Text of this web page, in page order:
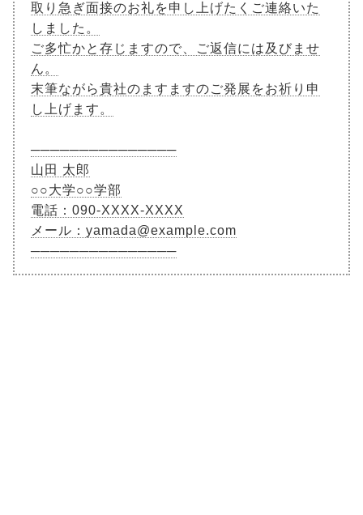
取り急ぎ面接のお礼を申し上げたくご連絡いた
しました。
ご多忙かと存じますので、ご返信には及びませ
ん。
末筆ながら貴社のますますのご発展をお祈り申
し上げます。
───────────────
山田 太郎
○○大学○○学部
電話：090-XXXX-XXXX
メール：yamada@example.com
───────────────